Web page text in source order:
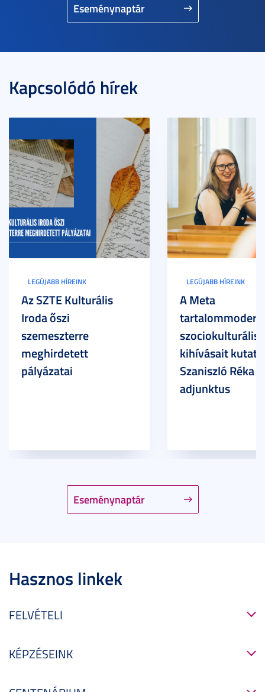
Eseménynaptár
Kapcsolódó hírek
Eseménynaptár
LEGÚJABB HÍREINK
Az SZTE Kulturális
Iroda őszi
szemeszterre
meghirdetett
pályázatai
LEGÚJABB HÍREINK
A Meta
szociokulturális
kihívásait
Szaniszló Réka
adjunktus
Hasznos linkek
FELVÉTELI
KÉPZÉSEINK